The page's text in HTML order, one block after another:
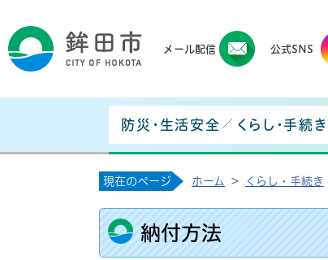
メール配信 公式SNS
防災・生活安全 くらし・手続き
現在のページ ホーム > くらし・手続き
納付方法